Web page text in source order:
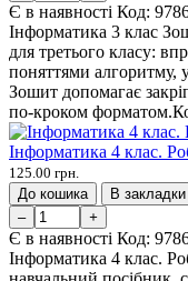
Є в наявності Код:
Інформатика 3 клас
для третього класу:
поняттями алгоритму,
Зошит допомагає
по-кроком
Інформатика 4 клас.
125.00 грн.
До кошика
В закладки
–
+
Є в наявності Код:
Інформатика 4 клас.